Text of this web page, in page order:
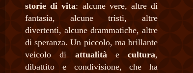
storie di vita: alcune vere, altre di
fantasia, alcune tristi, altre
divertenti, alcune drammatiche, altre
di speranza. Un piccolo, ma brillante
veicolo di attualità e cultura,
dibattito e condivisione, che ha